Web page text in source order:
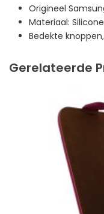
Origineel
Materiaal: Silicone
Bedekte
Gerelateerde